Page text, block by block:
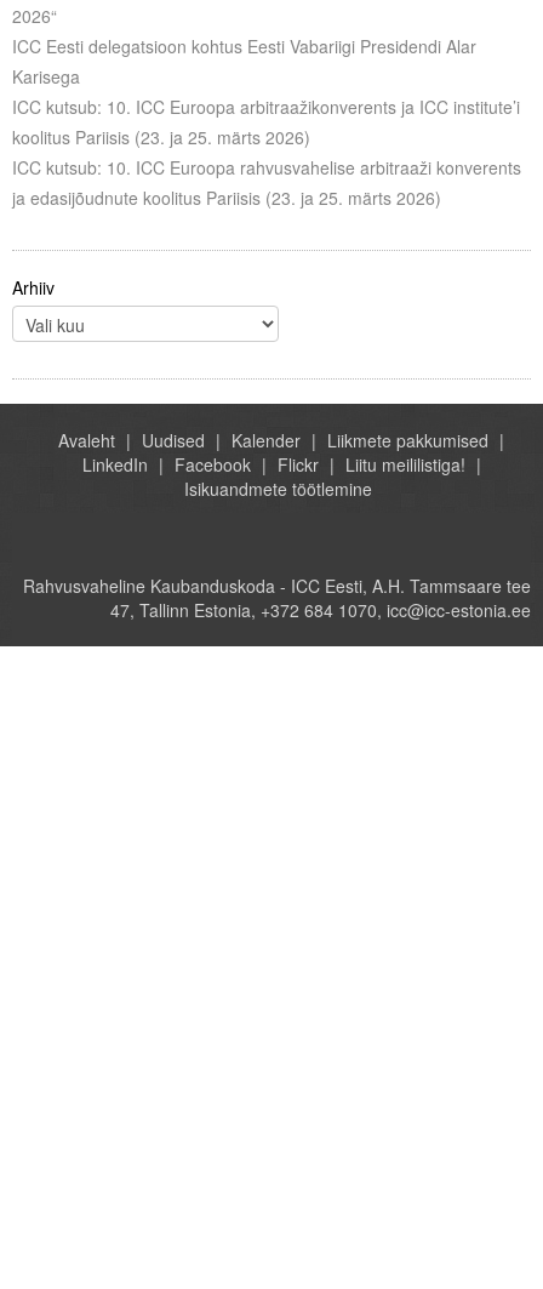
2026“
ICC Eesti delegatsioon kohtus Eesti Vabariigi Presidendi Alar
Karisega
ICC kutsub: 10. ICC Euroopa arbitraažikonverents ja ICC institute’i
koolitus Pariisis (23. ja 25. märts 2026)
ICC kutsub: 10. ICC Euroopa rahvusvahelise arbitraaži konverents
ja edasijõudnute koolitus Pariisis (23. ja 25. märts 2026)
Arhiiv
Avaleht Uudised Kalender
Liikmete pakkumised
LinkedIn
Facebook Flickr
Liitu meililistiga!
Isikuandmete töötlemine
Rahvusvaheline Kaubanduskoda - ICC Eesti, A.H. Tammsaare tee
47, Tallinn Estonia, +372 684 1070, icc@icc-estonia.ee